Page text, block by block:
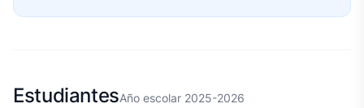
EstudiantesAño escolar 2025-2026